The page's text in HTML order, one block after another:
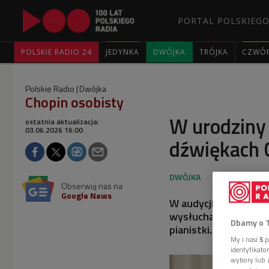
PORTAL
POLSKIE RADIO 24 JEDYNKA DWÓJKA TRÓJKA
Polskie Radio Dwójka
Chopin osobisty
W
dźwiękach
ostatnia aktualizacja:
03.06.2026 16:00
Obserwuj nas na
Google News
W audycji
wysłuchaliśmy
pianistki.
Dbamy o
My i nasi 5
wybory lub